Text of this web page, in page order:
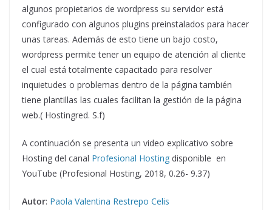
algunos propietarios de wordpress su servidor está
configurado con algunos plugins preinstalados para hacer
unas tareas. Además de esto tiene un bajo costo,
wordpress permite tener un equipo de atención al cliente
el cual está totalmente capacitado para resolver
inquietudes o problemas dentro de la página también
tiene plantillas las cuales facilitan la gestión de la página
web.( Hostingred. S.f)
A continuación se presenta un video explicativo sobre
Hosting del canal Profesional Hosting disponible en
YouTube (Profesional Hosting, 2018, 0.26- 9.37)
Autor: Paola Valentina Restrepo Celis